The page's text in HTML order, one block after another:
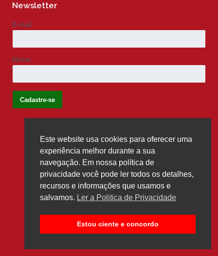
Newsletter
E-mail
Nome
Siga-nos
Este website usa cookies para oferecer uma
experiência melhor durante a sua
navegação. Em nossa política de
privacidade você pode ler todos os detalhes,
recursos e informações que usamos e
salvamos. Ler a Politica de Privacidade
Estou ciente e concordo